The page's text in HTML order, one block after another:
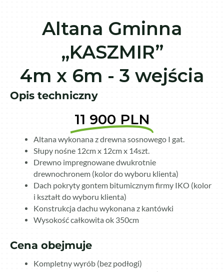
Altana Gminna
„KASZMIR”
4m x 6m - 3 wejścia
Opis techniczny
11 900 PLN
Altana wykonana z drewna sosnowego I gat.
Słupy nośne 12cm x 12cm x 14szt.
Drewno impregnowane dwukrotnie
drewnochronem (kolor do wyboru klienta)
Dach pokryty gontem bitumicznym firmy IKO (kolor
i kształt do wyboru klienta)
Konstrukcja dachu wykonana z kantówki
Wysokość całkowita ok 350cm
Cena obejmuje
Kompletny wyrób (bez podłogi)